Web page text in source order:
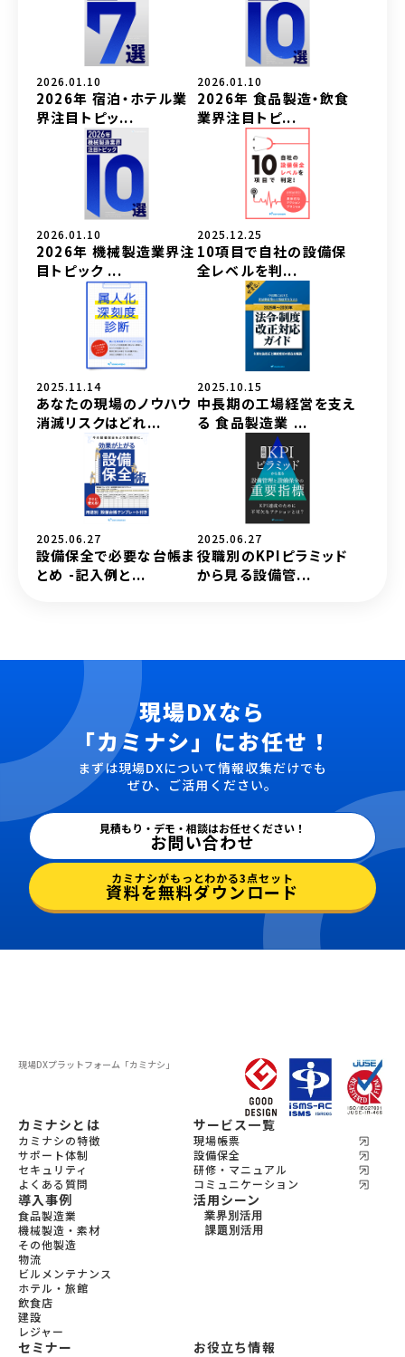
2026.01.10
2026年 宿泊・ホテル業
界注目トピッ...
2026.01.10
2026年 食品製造・飲食
業界注目トピ...
2026.01.10
2026年 機械製造業界注
目トピック ...
2025.12.25
10項目で自社の設備保
全レベルを判...
2025.11.14
あなたの現場のノウハウ
消滅リスクはどれ...
2025.10.15
中長期の工場経営を支え
る 食品製造業 ...
2025.06.27
設備保全で必要な台帳ま
とめ -記入例と...
2025.06.27
役職別のKPIピラミッド
から見る設備管...
現場DXなら
「カミナシ」にお任せ！
まずは現場DXについて情報収集だけでも
ぜひ、ご活用ください。
見積もり・デモ・相談はお任せください！
お問い合わせ
カミナシがもっとわかる3点セット
資料を無料ダウンロード
現場DXプラットフォーム 「カミナシ」
カミナシとは
カミナシの特徴
サポート体制
セキュリティ
よくある質問
サービス一覧
現場帳票
設備保全
研修・マニュアル
コミュニケーション
導入事例
食品製造業
機械製造・素材
その他製造
物流
ビルメンテナンス
ホテル・旅館
飲食店
建設
レジャー
活用シーン
業界別活用
機会製造・素材
課題別活用
セミナー お役立ち情報